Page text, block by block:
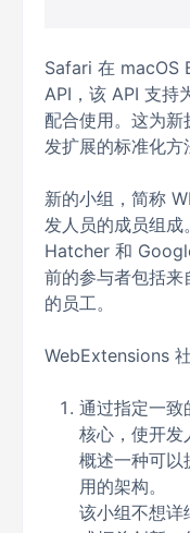
Safari 在 macOS
API，该 API 支持
配合使用。这为
发扩展的标准化方
新的小组，简称
发人员的成员组
Hatcher 和
前的参与者包括
的员工。
WebExtensions
通过指定一致
核心，使开发
概述一种可以
用的架构。
该小组不想详